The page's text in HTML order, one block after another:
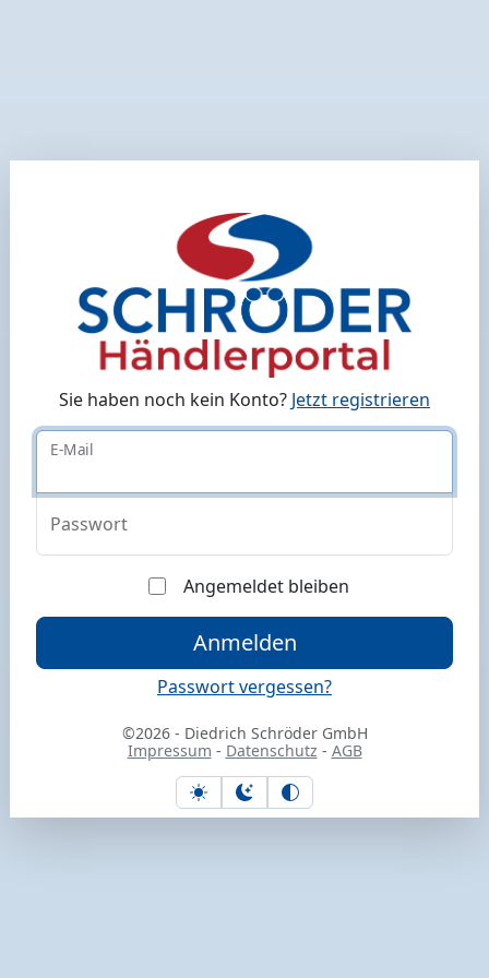
Sie haben noch kein Konto? Jetzt registrieren
E-Mail
Passwort
Angemeldet bleiben
Anmelden
Passwort vergessen?
©2026 - Diedrich Schröder GmbH
Impressum - Datenschutz - AGB